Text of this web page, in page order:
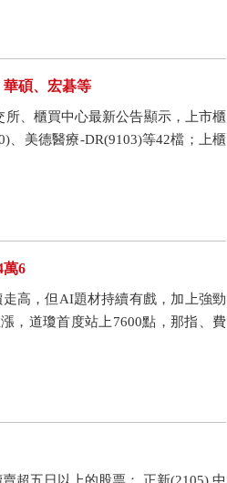
華碩、宏碁等
所、櫃買中心最新公告顯示，上市櫃
、美德醫療-DR(9103)等42檔；上櫃
萬6
高，但AI題材持續有戲，加上強勁
，道瓊首度站上7600點，那指、費